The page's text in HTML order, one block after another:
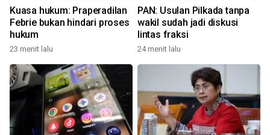
Kuasa hukum: Praperadilan
Febrie bukan hindari proses
hukum
23 menit lalu
PAN: Usulan Pilkada tanpa
wakil sudah jadi diskusi
lintas fraksi
24 menit lalu